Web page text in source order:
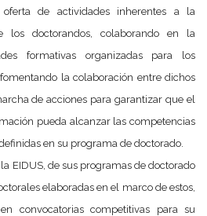
de actividades inherentes a la
los doctorandos, colaborando en la
formativas organizadas para los
la colaboración entre dichos
de acciones para garantizar que el
pueda alcanzar las competencias
en su programa de doctorado.
EIDUS, de sus programas de doctorado
elaboradas en el marco de estos,
convocatorias competitivas para su